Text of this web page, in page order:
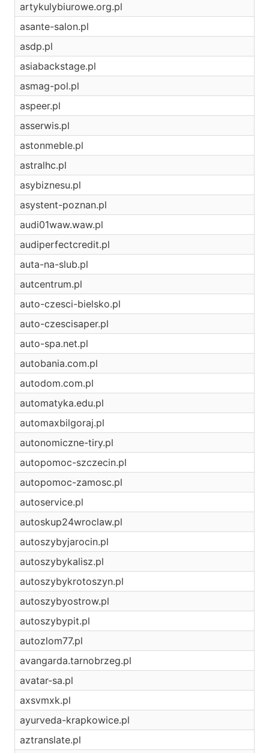
artykulybiurowe.org.pl
asante-salon.pl
asdp.pl
asiabackstage.pl
asmag-pol.pl
aspeer.pl
asserwis.pl
astonmeble.pl
astralhc.pl
asybiznesu.pl
asystent-poznan.pl
audi01waw.waw.pl
audiperfectcredit.pl
auta-na-slub.pl
autcentrum.pl
auto-czesci-bielsko.pl
auto-czescisaper.pl
auto-spa.net.pl
autobania.com.pl
autodom.com.pl
automatyka.edu.pl
automaxbilgoraj.pl
autonomiczne-tiry.pl
autopomoc-szczecin.pl
autopomoc-zamosc.pl
autoservice.pl
autoskup24wroclaw.pl
autoszybyjarocin.pl
autoszybykalisz.pl
autoszybykrotoszyn.pl
autoszybyostrow.pl
autoszybypit.pl
autozlom77.pl
avangarda.tarnobrzeg.pl
avatar-sa.pl
axsvmxk.pl
ayurveda-krapkowice.pl
aztranslate.pl